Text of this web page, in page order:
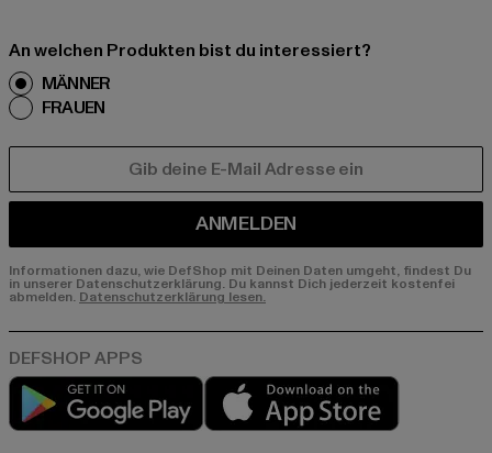
An welchen Produkten bist du interessiert?
MÄNNER
FRAUEN
ANMELDEN
Informationen dazu, wie DefShop mit Deinen Daten umgeht, findest Du
in unserer Datenschutzerklärung. Du kannst Dich jederzeit kostenfei
abmelden. Datenschutzerklärung lesen.
Play market